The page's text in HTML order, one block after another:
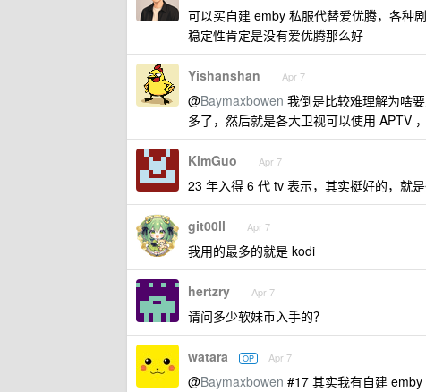
可以买自建 emby 私服代替爱优腾，各种
稳定性肯定是没有爱优腾那么好
Yishanshan Apr 7
@Baymaxbowen 我倒是比较难理解为啥
多了，然后就是各大卫视可以使用 APTV
KimGuo Apr 7
23 年入得 6 代 tv 表示，其实挺好的，就
git00ll Apr 7
我用的最多的就是 kodi
hertzry Apr 7
请问多少软妹币入手的？
watara OP Apr 7
@Baymaxbowen #17 其实我有自建 emby